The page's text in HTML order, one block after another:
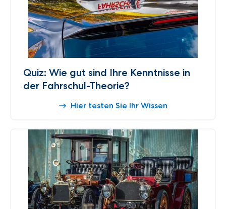
Quiz: Wie gut sind Ihre Kenntnisse in
der Fahrschul-Theorie?
Hier testen Sie Ihr Wissen